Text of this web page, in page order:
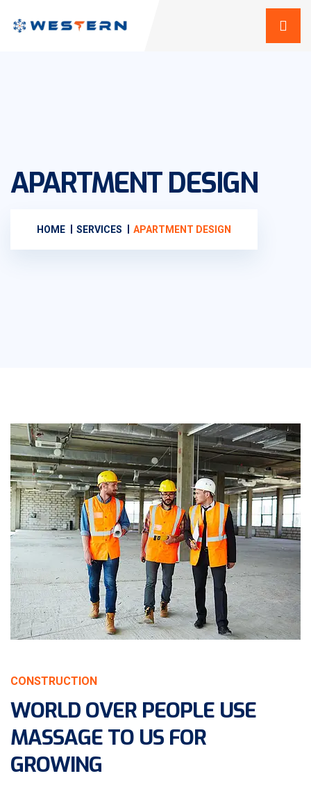
APARTMENT DESIGN
HOME SERVICES APARTMENT DESIGN
CONSTRUCTION
WORLD OVER PEOPLE USE
MASSAGE TO US FOR
GROWING